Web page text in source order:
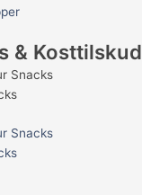
& Kosttilskud
Snacks
Snacks